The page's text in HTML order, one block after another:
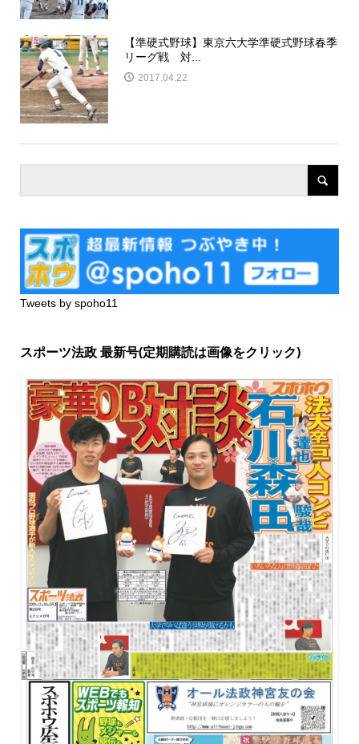
【準硬式野球】東京六大学準硬式野球春季
リーグ戦 対...
2017.04.22
Tweets by spoho11
スポーツ法政 最新号(定期購読は画像をクリック)